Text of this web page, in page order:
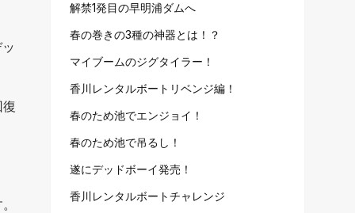
解禁1発目の早明浦ダムへ
春の巻きの3種の神器とは！？
マイブームのジグタイラー！
香川レンタルボートリベンジ編！
春のため池でエンジョイ！
春のため池で吊るし！
遂にデッドボーイ発売！
香川レンタルボートチャレンジ